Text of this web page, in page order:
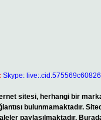
Skype:
sitesi, herhangi bir
bulunmamaktadır.
paylaşılmaktadır.